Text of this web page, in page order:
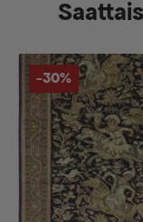
-30%